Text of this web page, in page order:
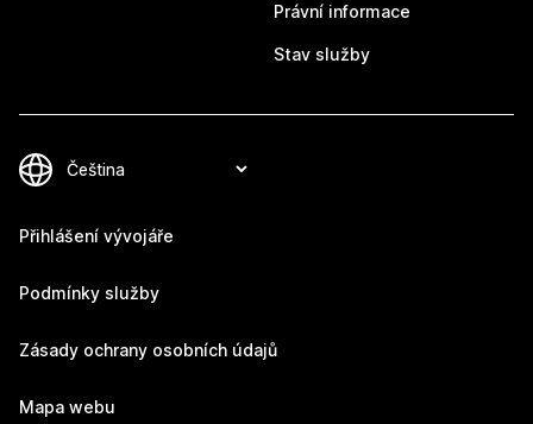
Právní informace
Stav služby
Přihlášení vývojáře
Podmínky služby
Zásady ochrany osobních údajů
Mapa webu